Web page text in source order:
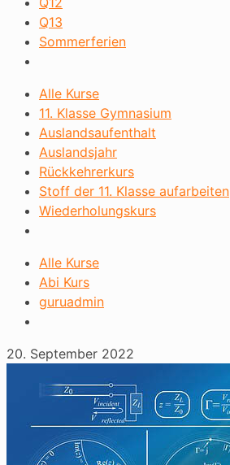
Q13
Sommerferien
Alle Kurse
11. Klasse Gymnasium
Auslandsaufenthalt
Auslandsjahr
Rückkehrerkurs
Stoff der 11. Klasse aufarbeiten
Wiederholungskurs
Alle Kurse
Abi Kurs
guruadmin
20. September 2022